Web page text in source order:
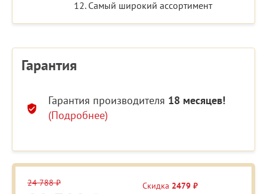
12. Самый широкий ассортимент
Гарантия
Гарантия производителя 18 месяцев!
(Подробнее)
24 788 ₽ Скидка 2479 ₽